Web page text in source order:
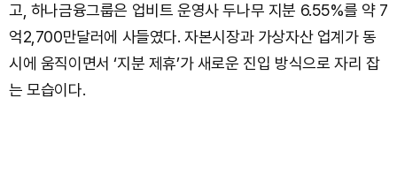
고, 하나금융그룹은 업비트 운영사 두나무 지분 6.55%를 약 7
억2,700만달러에 사들였다. 자본시장과 가상자산 업계가 동
시에 움직이면서 ‘지분 제휴’가 새로운 진입 방식으로 자리 잡
는 모습이다.